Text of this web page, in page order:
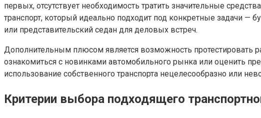
первых, отсутствует необходимость тратить значительные
транспорт, который идеально подходит под конкретные задачи —
или представительский седан для деловых встреч.
Дополнительным плюсом является возможность протестировать
ознакомиться с новинками автомобильного рынка или оценить
использование собственного транспорта нецелесообразно или
Критерии выбора подходящего